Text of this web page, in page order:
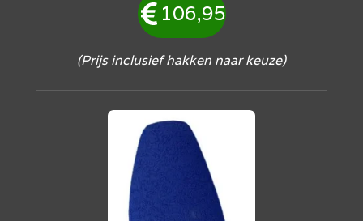
106,95
(Prijs inclusief hakken naar keuze)